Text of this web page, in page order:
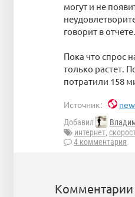
могут и не
говорит в отчете.
Пока что спрос
только растет.
потратили 158
Источник:
Добавил
интернет,
4 комментария
Комментарии